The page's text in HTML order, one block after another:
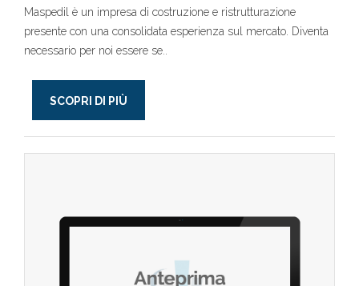
Maspedil è un impresa di costruzione e ristrutturazione
presente con una consolidata esperienza sul mercato. Diventa
necessario per noi essere se..
SCOPRI DI PIÙ